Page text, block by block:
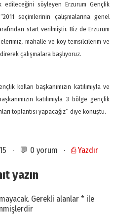
edileceğini söyleyen Erzurum Gençlik
seçimlerinin çalışmalarına genel
start verilmiştir. Biz de Erzurum
mahalle ve köy temsilcilerim ve
çalışmalara başlıyoruz.
kolları başkanımızın katılımıyla ve
katılımıyla 3 bölge gençlik
toplantısı yapacağız” diye konuştu.
· 💬 0 yorum · ⎙ Yazdır
yazın
Gerekli alanlar* ile